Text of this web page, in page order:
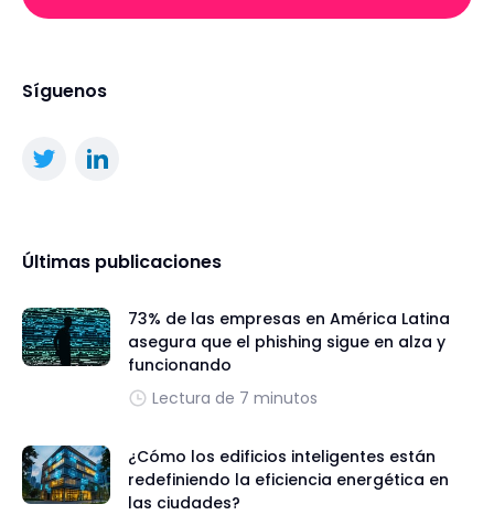
Síguenos
Últimas publicaciones
73% de las empresas en América Latina
asegura que el phishing sigue en alza y
funcionando
Lectura de 7 minutos
¿Cómo los edificios inteligentes están
redefiniendo la eficiencia energética en
las ciudades?